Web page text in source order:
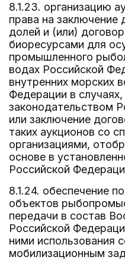
8.1.23. организацию
права на заключение
долей и (или)
биоресурсами для
промышленного
водах Российской
внутренних морских
Федерации в
законодательством
или заключение
таких аукционов со
организациями,
основе в
Российской
8.1.24. обеспечение
объектов
передачи в состав
Российской
ними использования
мобилизационным